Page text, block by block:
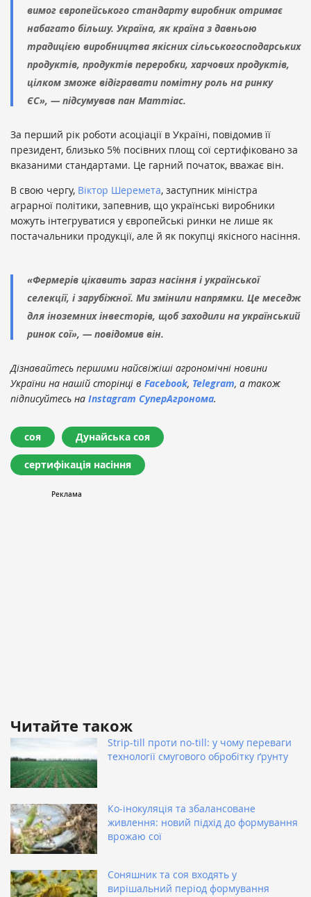
вимог європейського стандарту виробник отримає
набагато більшу. Україна, як країна з давньою
традицією виробництва якісних сільськогосподарських
продуктів, продуктів переробки, харчових продуктів,
цілком зможе відігравати помітну роль на ринку
ЄС», — підсумував пан Маттіас.
За перший рік роботи асоціації в Україні, повідомив її
президент, близько 5% посівних площ сої сертифіковано за
вказаними стандартами. Це гарний початок, вважає він.
В свою чергу, Віктор Шеремета, заступник міністра
аграрної політики, запевнив, що українські виробники
можуть інтегруватися у європейські ринки не лише як
постачальники продукції, але й як покупці якісного насіння.
«Фермерів цікавить зараз насіння і української
селекції, і зарубіжної. Ми змінили напрямки. Це меседж
для іноземних інвесторів, щоб заходили на український
ринок сої», — повідомив він.
Дізнавайтесь першими найсвіжіші агрономічні новини
України на нашій сторінці в Facebook, Telegram, а також
підписуйтесь на Instagram СуперАгронома.
соя Дунайська соя
сертифікація насіння
Читайте також
Strip-till проти no-till: у чому переваги
технології смугового обробітку ґрунту
Ко-інокуляція та збалансоване
живлення: новий підхід до формування
врожаю сої
Соняшник та соя входять у
вирішальний період формування